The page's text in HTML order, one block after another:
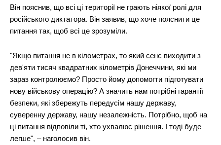
News Week
Magazine PRO
Він пояснив, що всі ці території не грають ніякої ролі для
російського диктатора. Він заявив, що хоче пояснити це
питання так, щоб всі це зрозуміли.
"Якщо питання не в кілометрах, то який сенс виходити з
дев'яти тисяч квадратних кілометрів Донеччини, які ми
зараз контролюємо? Просто йому допомогти підготувати
нову військову операцію? А значить нам потрібні гарантії
безпеки, які збережуть передусім нашу державу,
суверенну державу, нашу незалежність. Потрібно, щоб на
ці питання відповіли ті, хто ухвалює рішення. І тоді буде
легше", – наголосив він.